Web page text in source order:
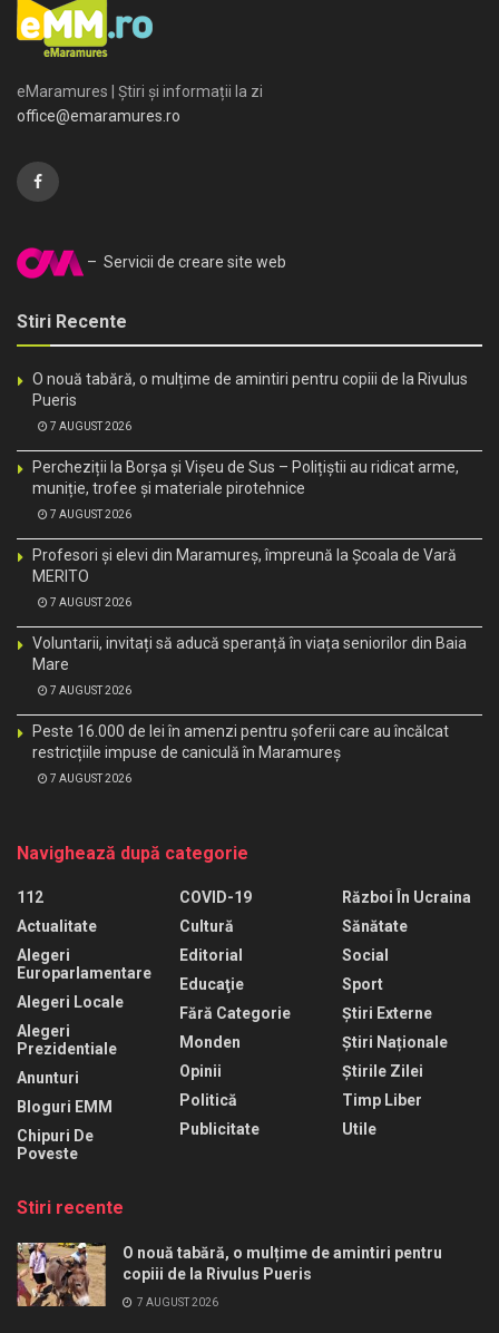
eMaramures | Știri și informații la zi
office@emaramures.ro
– Servicii de creare site web
Stiri Recente
O nouă tabără, o mulțime de amintiri pentru copiii de la Rivulus
Pueris
7 AUGUST 2026
Percheziții la Borșa și Vișeu de Sus – Polițiștii au ridicat arme,
muniție, trofee și materiale pirotehnice
7 AUGUST 2026
Profesori și elevi din Maramureș, împreună la Școala de Vară
MERITO
7 AUGUST 2026
Voluntarii, invitați să aducă speranță în viața seniorilor din Baia
Mare
7 AUGUST 2026
Peste 16.000 de lei în amenzi pentru șoferii care au încălcat
restricțiile impuse de caniculă în Maramureș
7 AUGUST 2026
Navighează după categorie
112
Actualitate
Alegeri
Europarlamentare
Alegeri Locale
Alegeri
Prezidentiale
Anunturi
Bloguri EMM
Chipuri De
Poveste
COVID-19
Cultură
Editorial
Educaţie
Fără Categorie
Monden
Opinii
Politică
Publicitate
Război În Ucraina
Sănătate
Social
Sport
Știri Externe
Știri Naționale
Știrile Zilei
Timp Liber
Utile
Stiri recente
O nouă tabără, o mulțime de amintiri pentru
copiii de la Rivulus Pueris
7 AUGUST 2026